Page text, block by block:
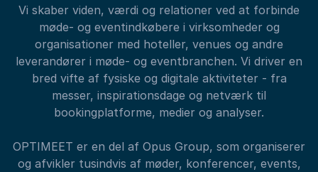
Vi skaber viden, værdi og relationer ved at forbinde
møde- og eventindkøbere i virksomheder og
organisationer med hoteller, venues og andre
leverandører i møde- og eventbranchen. Vi driver en
bred vifte af fysiske og digitale aktiviteter - fra
messer, inspirationsdage og netværk til
bookingplatforme, medier og analyser.
OPTIMEET er en del af Opus Group, som organiserer
og afvikler tusindvis af møder, konferencer, events,